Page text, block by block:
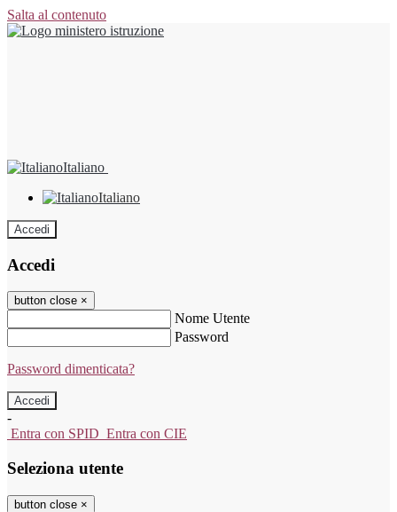
Salta al contenuto
Italiano
Italiano
Accedi
Accedi
button close ×
Nome Utente
Password
Password dimenticata?
-
Entra con SPID Entra con CIE
Seleziona utente
button close ×